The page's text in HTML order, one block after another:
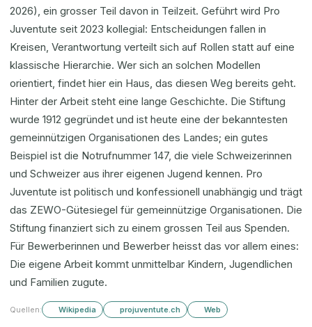
2026), ein grosser Teil davon in Teilzeit. Geführt wird Pro
Juventute seit 2023 kollegial: Entscheidungen fallen in
Kreisen, Verantwortung verteilt sich auf Rollen statt auf eine
klassische Hierarchie. Wer sich an solchen Modellen
orientiert, findet hier ein Haus, das diesen Weg bereits geht.
Hinter der Arbeit steht eine lange Geschichte. Die Stiftung
wurde 1912 gegründet und ist heute eine der bekanntesten
gemeinnützigen Organisationen des Landes; ein gutes
Beispiel ist die Notrufnummer 147, die viele Schweizerinnen
und Schweizer aus ihrer eigenen Jugend kennen. Pro
Juventute ist politisch und konfessionell unabhängig und trägt
das ZEWO-Gütesiegel für gemeinnützige Organisationen. Die
Stiftung finanziert sich zu einem grossen Teil aus Spenden.
Für Bewerberinnen und Bewerber heisst das vor allem eines:
Die eigene Arbeit kommt unmittelbar Kindern, Jugendlichen
und Familien zugute.
Quellen: Wikipedia projuventute.ch Web